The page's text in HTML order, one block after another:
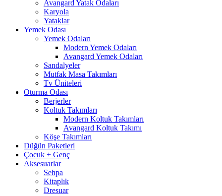
Avangard Yatak Odaları
Karyola
Yataklar
Yemek Odası
Yemek Odaları
Modern Yemek Odaları
Avangard Yemek Odaları
Sandalyeler
Mutfak Masa Takımları
Tv Üniteleri
Oturma Odası
Berjerler
Koltuk Takımları
Modern Koltuk Takımları
Avangard Koltuk Takımı
Köşe Takımları
Düğün Paketleri
Çocuk + Genç
Aksesuarlar
Sehpa
Kitaplık
Dresuar